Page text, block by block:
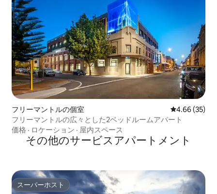
フリーマントルの個室 レビュー35
4.66 (35)
フリーマントルの広々とした2ベッドルームアパート
価格 · ロケーション · 屋内スペース
その他のサービスアパートメント
スーパーホスト
スーパーホスト